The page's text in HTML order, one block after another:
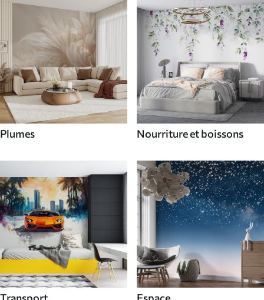
Plumes Nourriture et boissons